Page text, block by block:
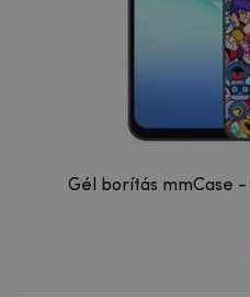
Gél borítás mmCase